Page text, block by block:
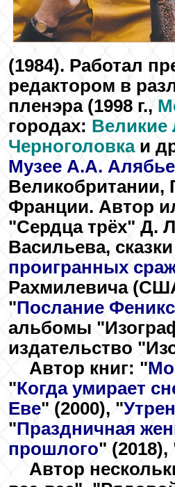
(1984). Работал
редактором в
пленэра (1998 г.,
городах: Великие
Черноголовкаи
Музее А.А.
Великобритании,
Франции. Автор
"Сердца трёх" Д.
Васильева,
проигранных
Рахмилевича
"Послание
альбомы
издательство
Автор книг: "
"Когда умирает
Еве" (2000), "
"Праздничная
прошлого" (2018),
Автор